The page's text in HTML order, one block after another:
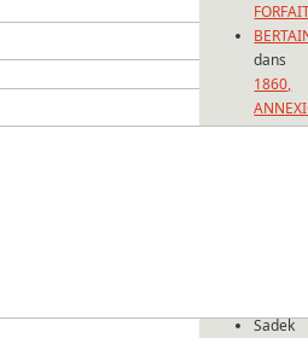
dans
1860,
DE LA
Sadek